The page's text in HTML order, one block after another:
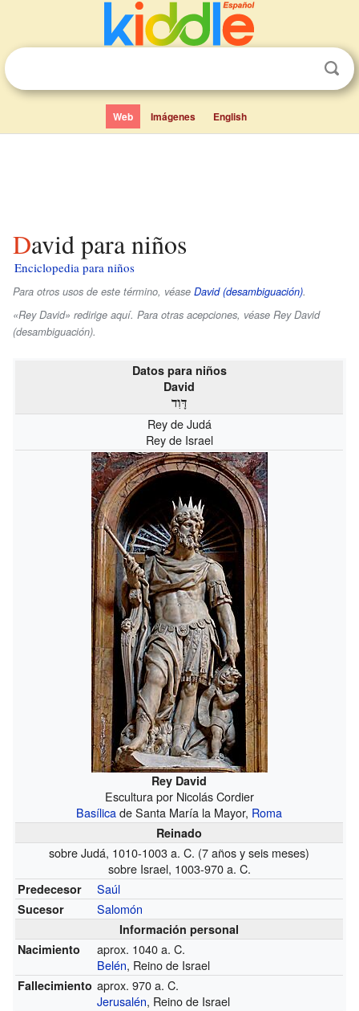
Web Imágenes English
David para niños
Enciclopedia para niños
Para otros usos de este término, véase David (desambiguación).
«Rey David» redirige aquí. Para otras acepciones, véase Rey David
(desambiguación).
Datos para niños
David
דָּוִד
Rey de Judá
Rey de Israel
Rey David
Escultura por Nicolás Cordier
Basílicade Santa María la Mayor, Roma
Reinado
sobre Judá, 1010-1003 a. C. (7 años y seis meses)
sobre Israel, 1003-970 a. C.
Predecesor Saúl
Sucesor Salomón
Información personal
Nacimiento
aprox. 1040 a. C.
Belén, Reino de Israel
Fallecimiento aprox. 970 a. C.
Jerusalén, Reino de Israel